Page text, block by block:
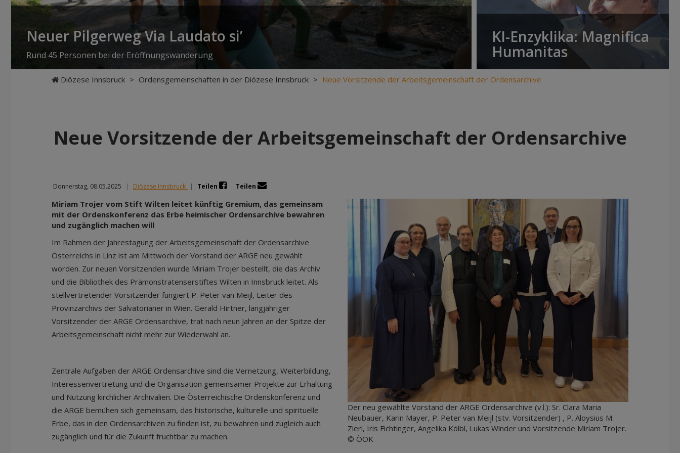
Neuer Pilgerweg Via Laudato si’
Rund 45 Personen bei der Eröffnungswanderung
KI-Enzyklika: Magnifica
Humanitas
Diözese Innsbruck > Ordensgemeinschaften in der Diözese Innsbruck > Neue Vorsitzende der Arbeitsgemeinschaft der Ordensarchive
Neue Vorsitzende der Arbeitsgemeinschaft der Ordensarchive
Donnerstag, 08.05.2025 | Diözese Innsbruck | Teilen Teilen
Miriam Trojer vom Stift Wilten leitet künftig Gremium, das gemeinsam
mit der Ordenskonferenz das Erbe heimischer Ordensarchive bewahren
und zugänglich machen will
Im Rahmen der Jahrestagung der Arbeitsgemeinschaft der Ordensarchive
Österreichs in Linz ist am Mittwoch der Vorstand der ARGE neu gewählt
worden. Zur neuen Vorsitzenden wurde Miriam Trojer bestellt, die das Archiv
und die Bibliothek des Prämonstratenserstiftes Wilten in Innsbruck leitet. Als
stellvertretender Vorsitzender fungiert P. Peter van Meijl, Leiter des
Provinzarchivs der Salvatorianer in Wien. Gerald Hirtner, langjähriger
Vorsitzender der ARGE Ordensarchive, trat nach neun Jahren an der Spitze der
Arbeitsgemeinschaft nicht mehr zur Wiederwahl an.
Zentrale Aufgaben der ARGE Ordensarchive sind die Vernetzung, Weiterbildung,
Interessenvertretung und die Organisation gemeinsamer Projekte zur Erhaltung
und Nutzung kirchlicher Archivalien. Die Österreichische Ordenskonferenz und
die ARGE bemühen sich gemeinsam, das historische, kulturelle und spirituelle
Erbe, das in den Ordensarchiven zu finden ist, zu bewahren und zugleich auch
zugänglich und für die Zukunft fruchtbar zu machen.
Der neu gewählte Vorstand der ARGE Ordensarchive (v.l.): Sr. Clara Maria
Neubauer, Karin Mayer, P. Peter van Meijl (stv. Vorsitzender) , P. Aloysius M.
Zierl, Iris Fichtinger, Angelika Kölbl, Lukas Winder und Vorsitzende Miriam Trojer.
© ÖOK